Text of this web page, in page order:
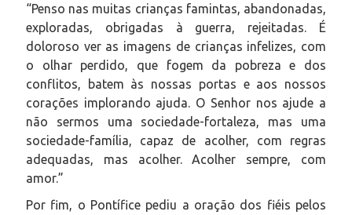
“Penso nas muitas crianças famintas, abandonadas,
exploradas, obrigadas à guerra, rejeitadas. É
doloroso ver as imagens de crianças infelizes, com
o olhar perdido, que fogem da pobreza e dos
conflitos, batem às nossas portas e aos nossos
corações implorando ajuda. O Senhor nos ajude a
não sermos uma sociedade-fortaleza, mas uma
sociedade-família, capaz de acolher, com regras
adequadas, mas acolher. Acolher sempre, com
amor.”
Por fim, o Pontífice pediu a oração dos fiéis pelos